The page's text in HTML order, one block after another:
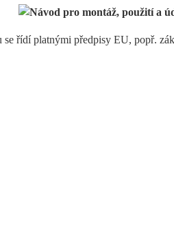
řídí platnými předpisy EU, popř.